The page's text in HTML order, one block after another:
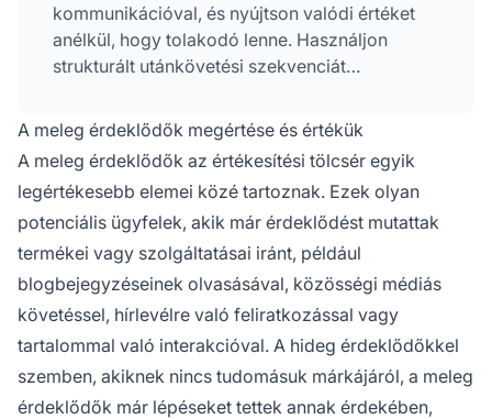
kommunikációval, és nyújtson valódi értéket
anélkül, hogy tolakodó lenne. Használjon
strukturált utánkövetési szekvenciát
rendszeres kapcsolatot, és használjon CRM
eszközöket az interakciók nyomon
követéséhez, illetve az emlékeztetők
automatizálásához az optimális konverziós
arány érdekében.
A meleg érdeklődők megértése és értékük
A meleg érdeklődők az értékesítési tölcsér egyik
legértékesebb elemei közé tartoznak. Ezek olyan
potenciális ügyfelek, akik már érdeklődést mutattak
termékei vagy szolgáltatásai iránt, például
blogbejegyzéseinek olvasásával, közösségi médiás
követéssel, hírlevélre való feliratkozással vagy
tartalommal való interakcióval. A hideg érdeklődőkkel
szemben, akiknek nincs tudomásuk márkájáról, a meleg
érdeklődők már lépéseket tettek annak érdekében,